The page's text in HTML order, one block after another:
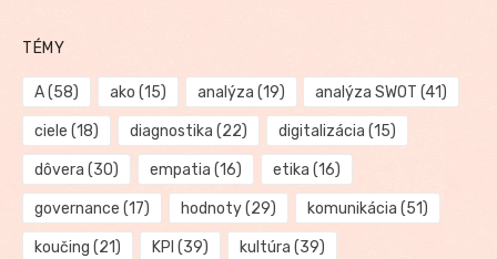
TÉMY
A(58) ako (15) analýza (19) analýza SWOT (41)
ciele (18) diagnostika (22) digitalizácia (15)
dôvera (30) empatia (16) etika (16)
governance (17) hodnoty(29) komunikácia (51)
koučing (21) KPI (39) kultúra (39)